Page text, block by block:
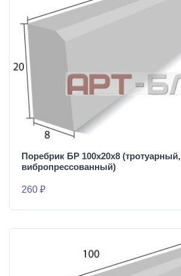
Поребрик БР 100х20х8 (тротуарный,
вибропрессованный)
260 ₽